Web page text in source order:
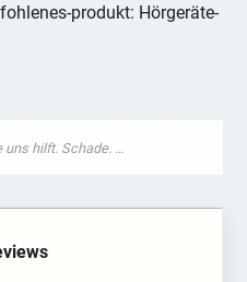
produkt: Hörgeräte-